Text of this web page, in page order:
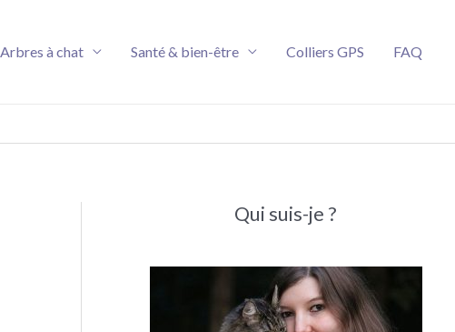
Arbres à chat Santé & bien-être Colliers GPS FAQ
Qui suis-je ?